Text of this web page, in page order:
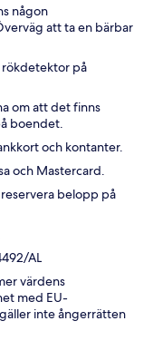
någon
att ta en bärbar
på
om att det finns
boendet.
och kontanter.
och Mastercard.
belopp på
AL
värdens
med EU-
inte ångerrätten